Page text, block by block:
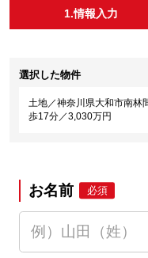
1.情報入力
選択した物件
土地／神奈川県大和市南林
歩17分／3,030万円
お名前 必須